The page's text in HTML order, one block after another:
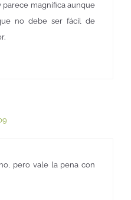
parece magnífica aunque
no debe ser fácil de
pero vale la pena con